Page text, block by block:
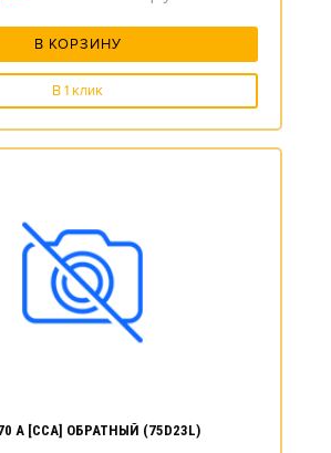
В КОРЗИНУ
В 1 клик
А [CCA] ОБРАТНЫЙ (75D23L)